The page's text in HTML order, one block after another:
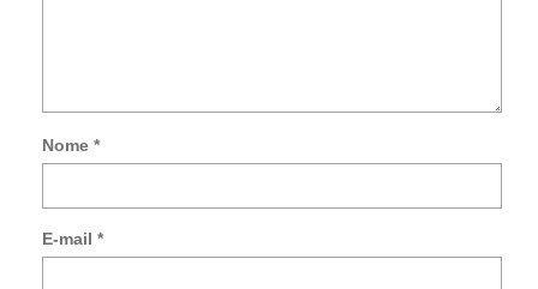
Nome *
E-mail *